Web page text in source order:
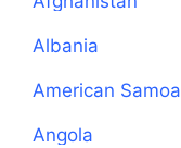
Albania
American Samoa
Angola